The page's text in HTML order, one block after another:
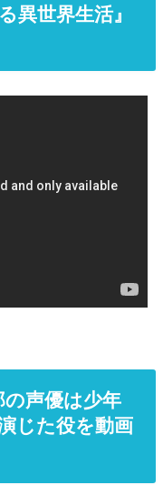
異世界生活』
の声優は少年
じた役を動画